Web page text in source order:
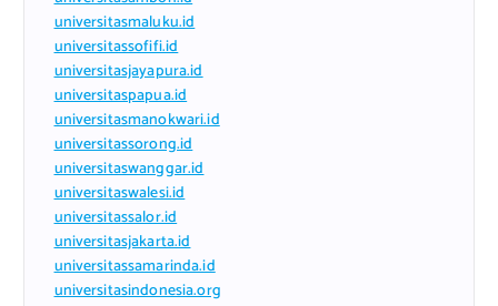
universitasmaluku.id
universitassofifi.id
universitasjayapura.id
universitaspapua.id
universitasmanokwari.id
universitassorong.id
universitaswanggar.id
universitaswalesi.id
universitassalor.id
universitasjakarta.id
universitassamarinda.id
universitasindonesia.org